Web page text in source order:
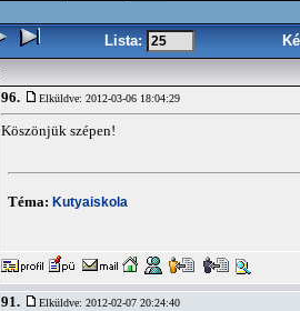
Lista:
96. Elküldve: 2012-03-06 18:04:29
Köszönjük szépen!
Téma: Kutyaiskola
91. Elküldve: 2012-02-07 20:24:40